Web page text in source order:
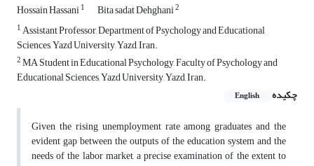
Hossain Hassani1 Bita sadat Dehghani2
1Assistant Professor, Department of Psychology and Educational
Sciences, Yazd University, Yazd, Iran.
2MA Student in Educational Psychology, Faculty of Psychology and
Educational Sciences, Yazd University, Yazd, Iran.
چکیده
English
Given the rising unemployment rate among graduates and the
evident gap between the outputs of the education system and the
needs of the labor market, a precise examination of the extent to